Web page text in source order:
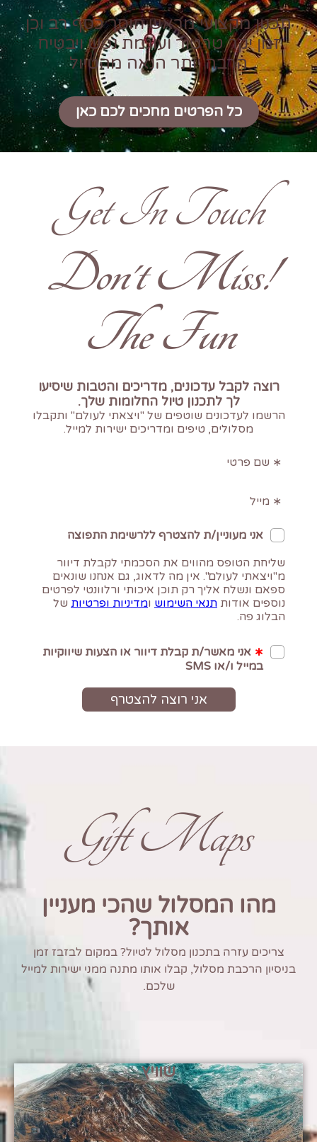
תכנון מקצועי מראש חוסך כסף רב וכן
זמן יקר טרטור ועוגמת נפש ויבטיח
הרבה יותר הנאה מהטיול
כל הפרטים מחכים לכם כאן
Get In Touch
!Don't Miss
The Fun
Gift Maps
מהו המסלול שהכי מעניין
אותך?
צריכים עזרה בתכנון מסלול לטיול? במקום לבזבז זמן
בניסיון הרכבת מסלול, קבלו אותו מתנה ממני ישירות למייל
שלכם.
שוויץ